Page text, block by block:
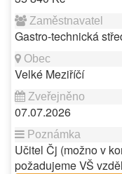
Gastro-technická
Velké Meziříčí
07.07.2026
Učitel Čj (možno v
požadujeme VŠ